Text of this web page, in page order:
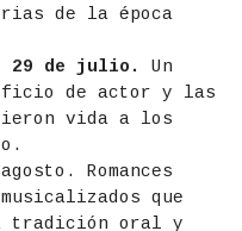
de la época
29 de julio.
Un
de actor y las
vida a los
Romances
que
tradición oral y